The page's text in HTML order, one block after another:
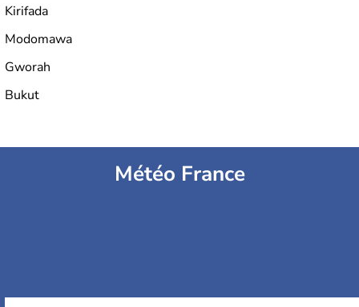
Kirifada
Modomawa
Gworah
Bukut
Météo France